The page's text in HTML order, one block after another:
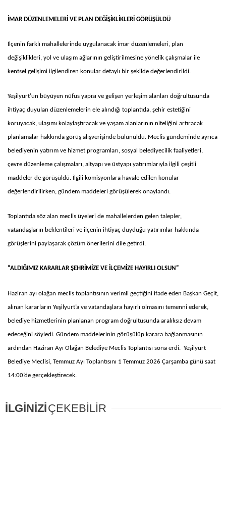
İMAR DÜZENLEMELERİ VE PLAN DEĞİŞİKLİKLERİ GÖRÜŞÜLDÜ
İlçenin farklı mahallelerinde uygulanacak imar düzenlemeleri, plan
değişiklikleri, yol ve ulaşım ağlarının geliştirilmesine yönelik çalışmalar ile
kentsel gelişimi ilgilendiren konular detaylı bir şekilde değerlendirildi.
Yeşilyurt’un büyüyen nüfus yapısı ve gelişen yerleşim alanları doğrultusunda
ihtiyaç duyulan düzenlemelerin ele alındığı toplantıda, şehir estetiğini
koruyacak, ulaşımı kolaylaştıracak ve yaşam alanlarının niteliğini artıracak
planlamalar hakkında görüş alışverişinde bulunuldu. Meclis gündeminde ayrıca
belediyenin yatırım ve hizmet programları, sosyal belediyecilik faaliyetleri,
çevre düzenleme çalışmaları, altyapı ve üstyapı yatırımlarıyla ilgili çeşitli
maddeler de görüşüldü. İlgili komisyonlara havale edilen konular
değerlendirilirken, gündem maddeleri görüşülerek onaylandı.
Toplantıda söz alan meclis üyeleri de mahallelerden gelen talepler,
vatandaşların beklentileri ve ilçenin ihtiyaç duyduğu yatırımlar hakkında
görüşlerini paylaşarak çözüm önerilerini dile getirdi.
“ALDIĞIMIZ KARARLAR ŞEHRİMİZE VE İLÇEMİZE HAYIRLI OLSUN”
Haziran ayı olağan meclis toplantısının verimli geçtiğini ifade eden Başkan Geçit,
alınan kararların Yeşilyurt’a ve vatandaşlara hayırlı olmasını temenni ederek,
belediye hizmetlerinin planlanan program doğrultusunda aralıksız devam
edeceğini söyledi. Gündem maddelerinin görüşülüp karara bağlanmasının
ardından Haziran Ayı Olağan Belediye Meclis Toplantısı sona erdi. Yeşilyurt
Belediye Meclisi, Temmuz Ayı Toplantısını 1 Temmuz 2026 Çarşamba günü saat
14:00’de gerçekleştirecek.
İLGİNİZİÇEKEBİLİR